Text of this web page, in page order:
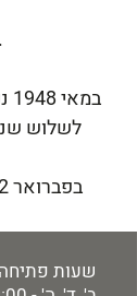
נולד בבגדאד בשנת 1924.
לשלוש
שעות